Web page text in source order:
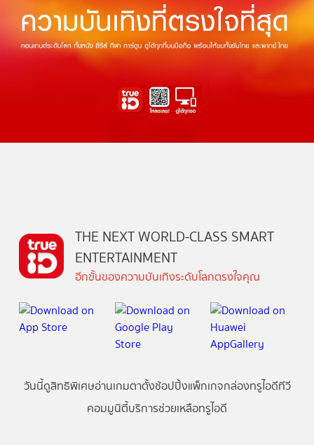
THE NEXT WORLD-CLASS SMART
ENTERTAINMENT
อีกขั้นของความบันเทิงระดับโลกตรงใจคุณ
วันนี้ดูสิทธิพิเศษอ่านเกมตาตั้งช้อปปิ้งแพ็กเกจกล่องทรูไอดีทีวี
คอมมูนิตี้บริการช่วยเหลือทรูไอดี